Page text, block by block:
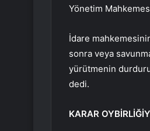
Yönetim
İdare
sonra veya
yürütmenin
dedi.
KARAR